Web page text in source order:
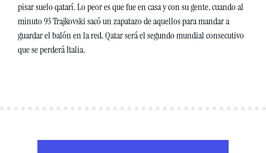
pisar suelo qatarí. Lo peor es que fue en casa y con su gente, cuando al
minuto 93 Trajkovski sacó un zapatazo de aquellos para mandar a
guardar el balón en la red. Qatar será el segundo mundial consecutivo
que se perderá Italia.